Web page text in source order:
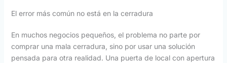
El error más común no está en la cerradura
En muchos negocios pequeños, el problema no parte por
comprar una mala cerradura, sino por usar una solución
pensada para otra realidad. Una puerta de local con apertura